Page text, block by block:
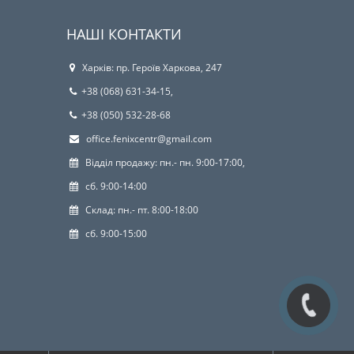
НАШІ КОНТАКТИ
Харків: пр. Героїв Харкова, 247
+38 (068) 631-34-15,
+38 (050) 532-28-68
office.fenixcentr@gmail.com
Відділ продажу: пн.- пн. 9:00-17:00,
сб. 9:00-14:00
Склад: пн.- пт. 8:00-18:00
сб. 9:00-15:00